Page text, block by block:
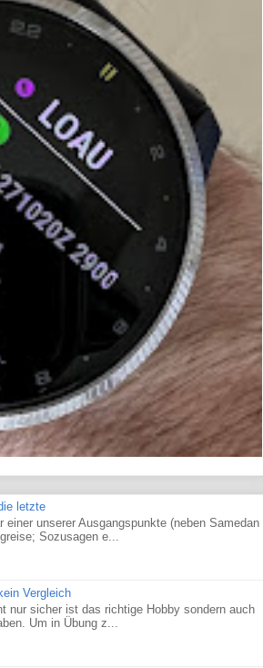
letzte
unserer Ausgangspunkte (neben Samedan
Sozusagen e...
Vergleich
nur sicher ist das richtige Hobby sondern auch
Um in Übung z...